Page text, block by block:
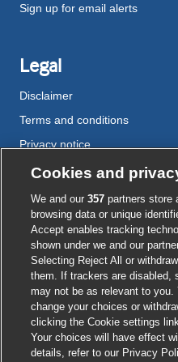
Sign up for email alerts
Legal
Disclaimer
Terms and conditions
Privacy notice
Cookie policy
Accessibility
External
link
opens
in
a
new
window
External
link
opens
in
a
new
window
External
link
opens
in
a
new
window
External
link
opens
in
a
new
window
in
a
© BMJ Publishing Group 2026
ISSN 2515-9615
Cookies and
We and our357 partners store
browsing data or unique
Accept enables tracking
shown under we and our
Selecting Reject All or
them. If trackers are disabled,
may not be as relevant to
change your choices or
clicking the Cookie settings
Your choices will have effect
details, refer to our Privacy